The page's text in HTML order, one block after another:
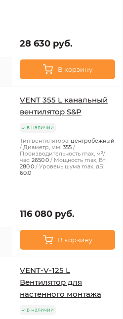
28 630 руб.
В корзину
VENT 355 L канальный
вентилятор S&P
в наличии
Тип вентилятора: центробежный
Диаметр, мм: 355
Производительность max, м³/
час: 2650.0
Мощность max, Вт:
280.0
Уровень шума max, дБ:
60.0
116 080 руб.
В корзину
VENT-V-125 L
Вентилятор для
настенного монтажа
в наличии